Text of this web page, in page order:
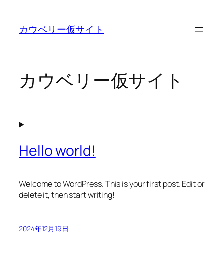
カウベリー仮サイト
カウベリー仮サイト
Hello world!
Welcome to WordPress. This is your first post. Edit or
delete it, then start writing!
2024年12月19日